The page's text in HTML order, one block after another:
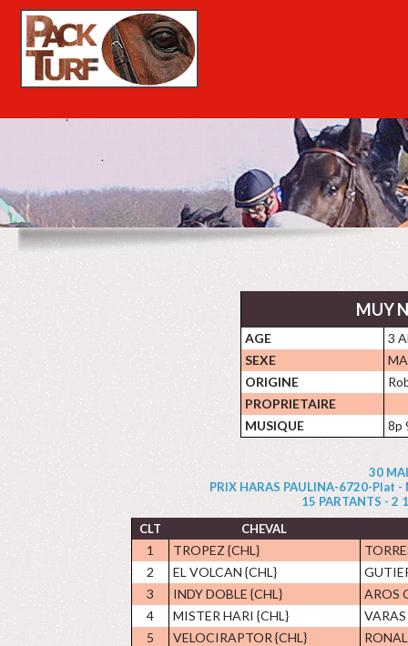
MUY
AGE
3
SEXE
ORIGINE
PROPRIETAIRE
MUSIQUE
8p
30
PRIX HARAS PAULINA-6720-Plat
15 PARTANTS - 2
CLT
CHEVAL
1 TROPEZ {CHL}
2
EL VOLCAN {CHL}
3
INDY DOBLE {CHL}
AROS
4
MISTER HARI {CHL}
5
VELOCIRAPTOR {CHL}